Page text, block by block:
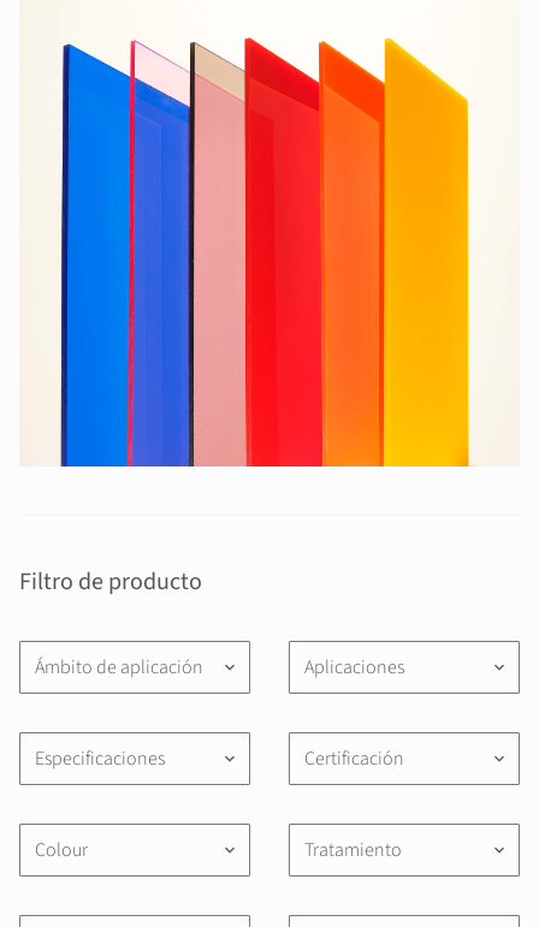
Filtro de producto
Ámbito de aplicación keyboard_arrow_down Aplicaciones keyboard_arrow_down
Especificaciones keyboard_arrow_down Certificación keyboard_arrow_down
Colour keyboard_arrow_down Tratamiento keyboard_arrow_down